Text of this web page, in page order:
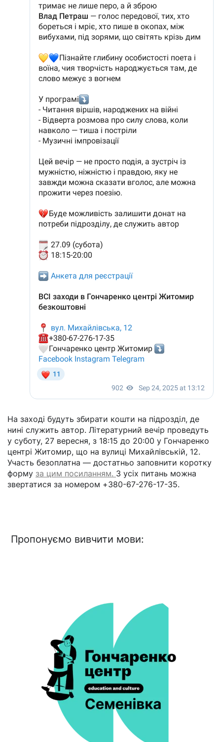
На заході будуть збирати кошти на підрозділ, де
нині служить автор. Літературний вечір проведуть
у суботу, 27 вересня, з 18:15 до 20:00 у Гончаренко
центрі Житомир, що на вулиці Михайлівській, 12.
Участь безоплатна — достатньо заповнити коротку
форму за цим посиланням. З усіх питань можна
звертатися за номером +380-67-276-17-35.
Пропонуємо вивчити мови: